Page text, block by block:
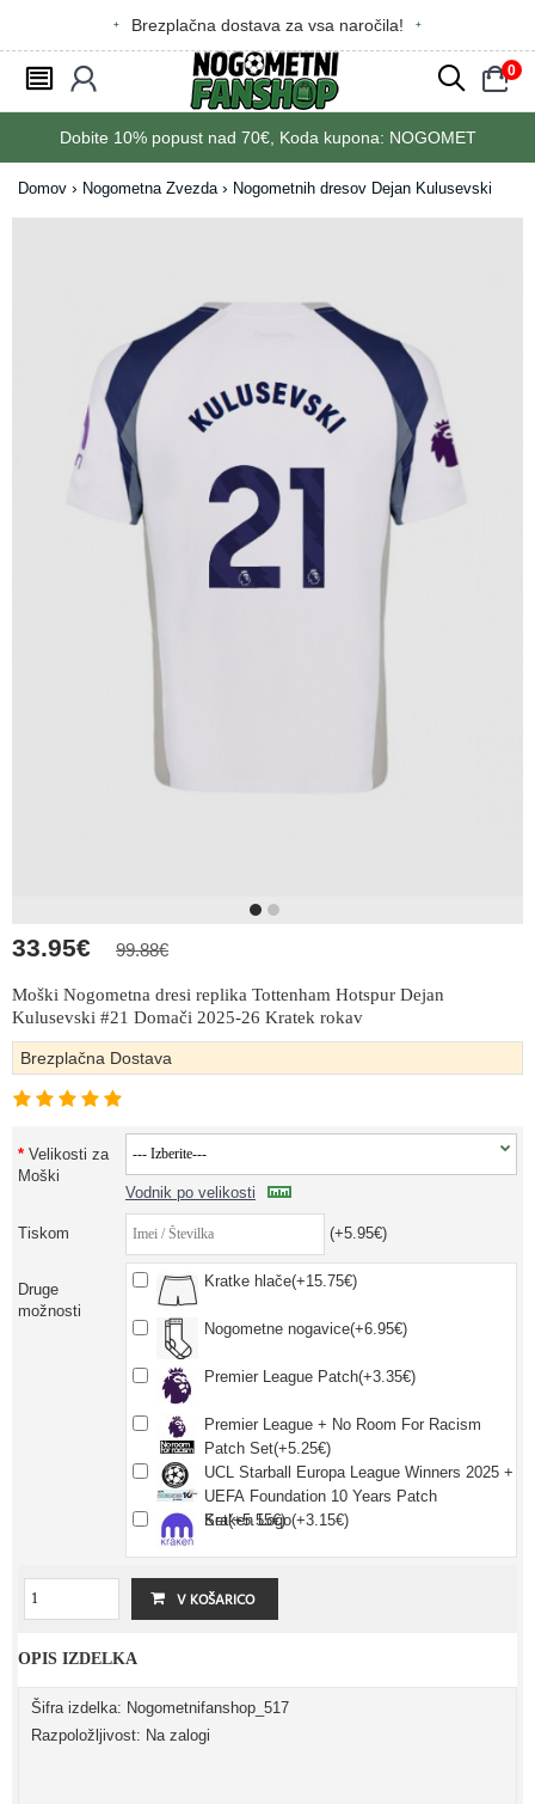
Brezplačna dostava za vsa naročila!
󰂩 󰃳 󰂨 0
󰃠
Dobite 10%popust nad 70€, Koda kupona: NOGOMET
Domov Nogometna Zvezda Nogometnih dresov Dejan Kulusevski
33.95€ 99.88€
Moški Nogometna dresi replika Tottenham Hotspur Dejan
Kulusevski #21 Domači 2025-26 Kratek rokav
Brezplačna Dostava
Velikosti za
Moški
Vodnik po velikosti
Tiskom (+5.95€)
Druge
možnosti
Kratke hlače(+15.75€)
Nogometne nogavice(+6.95€)
Premier League Patch(+3.35€)
Premier League + No Room For Racism
Patch Set(+5.25€)
UCL Starball Europa League Winners 2025 +
UEFA Foundation 10 Years Patch
Set(+5.55€)
Kraken Logo(+3.15€)
OPIS IZDELKA
Šifra izdelka: Nogometnifanshop_517
Razpoložljivost: Na zalogi